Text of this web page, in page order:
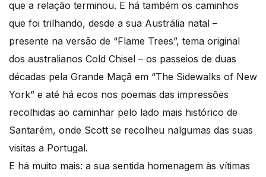
que a relação terminou. E há também os caminhos
que foi trilhando, desde a sua Austrália natal –
presente na versão de “Flame Trees”, tema original
dos australianos Cold Chisel – os passeios de duas
décadas pela Grande Maçã em “The Sidewalks of New
York” e até há ecos nos poemas das impressões
recolhidas ao caminhar pelo lado mais histórico de
Santarém, onde Scott se recolheu nalgumas das suas
visitas a Portugal.
E há muito mais: a sua sentida homenagem às vítimas